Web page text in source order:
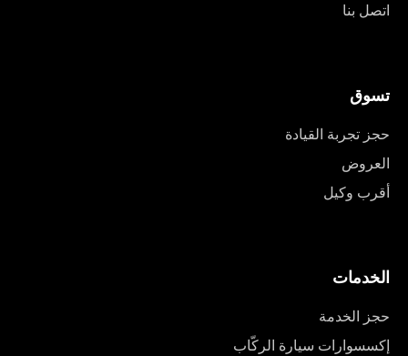
اتصل بنا
تسوق
حجز تجربة القيادة
العروض
أقرب وكيل
الخدمات
حجز الخدمة
إكسسوارات سيارة الركّاب